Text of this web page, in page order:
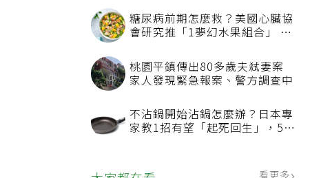
糖尿病前期怎麼救？美國心臟協
會研究推「1夢幻水果組合」 酪
桃園平鎮傳出80多歲夫弒妻案
家人發現緊急報案、警方調查中
不沾鍋開始沾鍋怎麼辦？日本專
家教1招有望「起死回生」，5情